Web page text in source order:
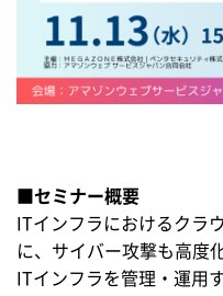
■セミナー概要
ITインフラにおけるクラ
に、サイバー攻撃も高度
ITインフラを管理・運用